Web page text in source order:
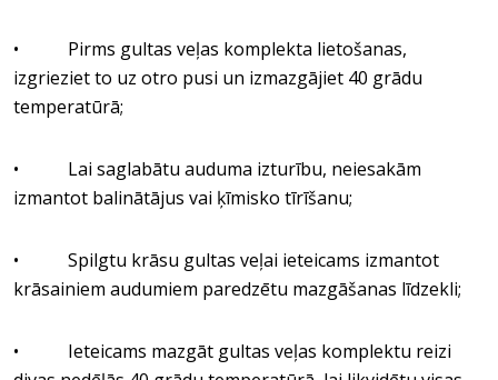
• Pirms gultas veļas komplekta lietošanas,
izgrieziet to uz otro pusi un izmazgājiet 40 grādu
temperatūrā;
• Lai saglabātu auduma izturību, neiesakām
izmantot balinātājus vai ķīmisko tīrīšanu;
• Spilgtu krāsu gultas veļai ieteicams izmantot
krāsainiem audumiem paredzētu mazgāšanas līdzekli;
• Ieteicams mazgāt gultas veļas komplektu reizi